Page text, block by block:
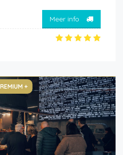
Meer info
+